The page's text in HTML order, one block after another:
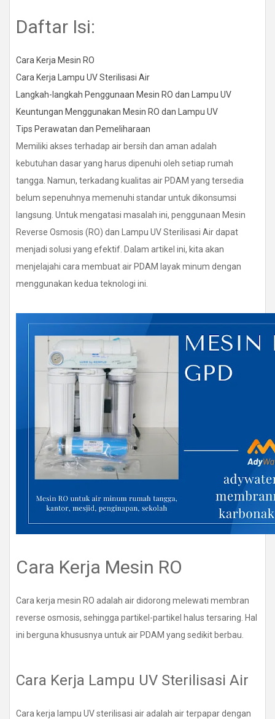
Daftar Isi:
Cara Kerja Mesin RO
Cara Kerja Lampu UV Sterilisasi Air
Langkah-langkah Penggunaan Mesin RO dan Lampu UV
Keuntungan Menggunakan Mesin RO dan Lampu UV
Tips Perawatan dan Pemeliharaan
Memiliki akses terhadap air bersih dan aman adalah
kebutuhan dasar yang harus dipenuhi oleh setiap rumah
tangga. Namun, terkadang kualitas air PDAM yang tersedia
belum sepenuhnya memenuhi standar untuk dikonsumsi
langsung. Untuk mengatasi masalah ini, penggunaan Mesin
Reverse Osmosis (RO) dan Lampu UV Sterilisasi Air dapat
menjadi solusi yang efektif. Dalam artikel ini, kita akan
menjelajahi cara membuat air PDAM layak minum dengan
menggunakan kedua teknologi ini.
Cara Kerja Mesin RO
Cara kerja mesin RO adalah air didorong melewati membran
reverse osmosis, sehingga partikel-partikel halus tersaring. Hal
ini berguna khususnya untuk air PDAM yang sedikit berbau.
Cara Kerja Lampu UV Sterilisasi Air
Cara kerja lampu UV sterilisasi air adalah air terpapar dengan